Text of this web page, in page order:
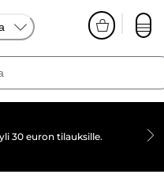
30 euron tilauksille.